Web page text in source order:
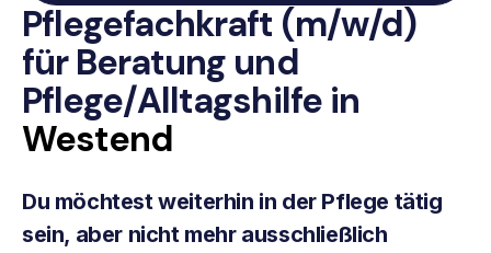
Pflegefachkraft (m/w/d)
für Beratung und
Pflege/Alltagshilfein
Westend
Du möchtest weiterhin in der Pflege tätig
sein, aber nicht mehr ausschließlich